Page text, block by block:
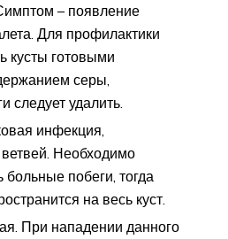
– появление
Для профилактики
кусты готовыми
серы,
следует удалить.
инфекция,
Необходимо
больные побеги, тогда
на весь куст.
При нападении данного